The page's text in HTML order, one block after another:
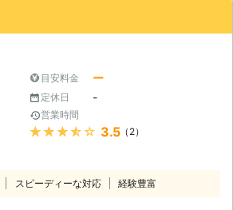
た。
年11月27日
目安料金 ー
定休日 -
営業時間
★★★★★ 3.5（2）
スピーディーな対応 経験豊富